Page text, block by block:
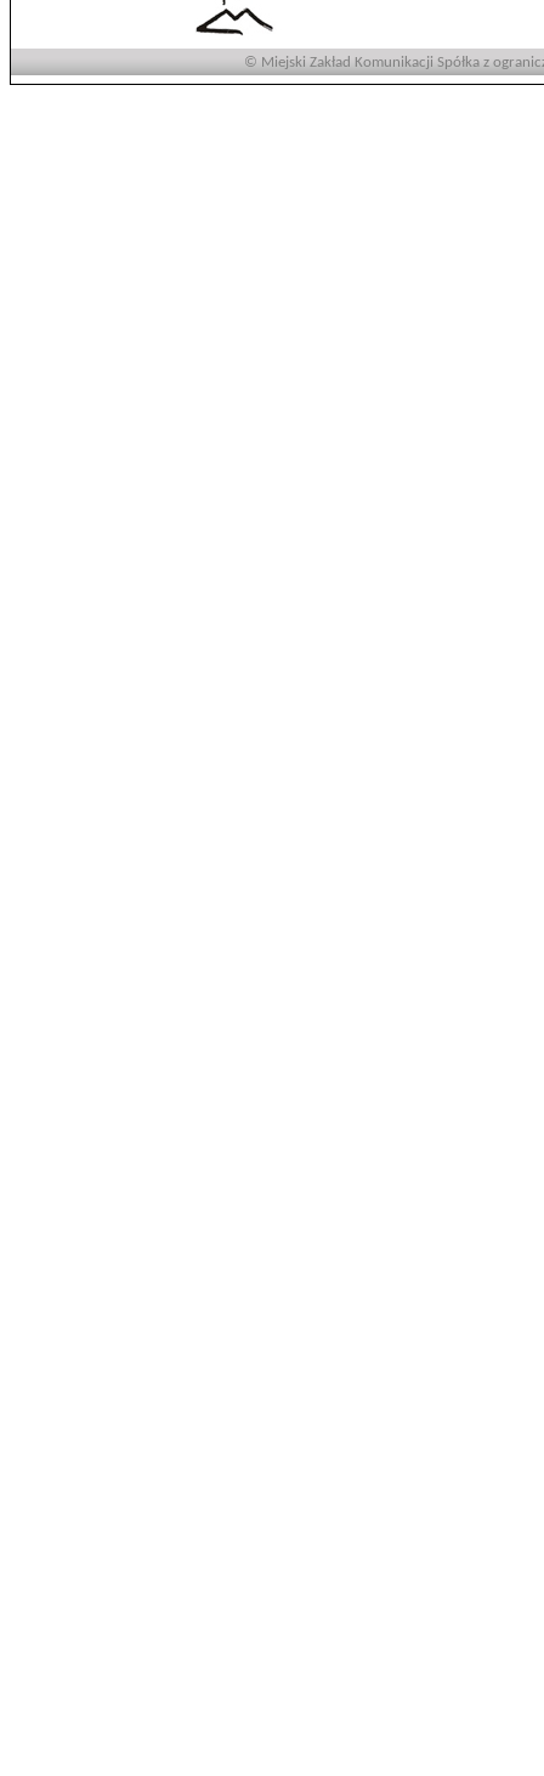
© Miejski Zakład Komunikacji Spółka z